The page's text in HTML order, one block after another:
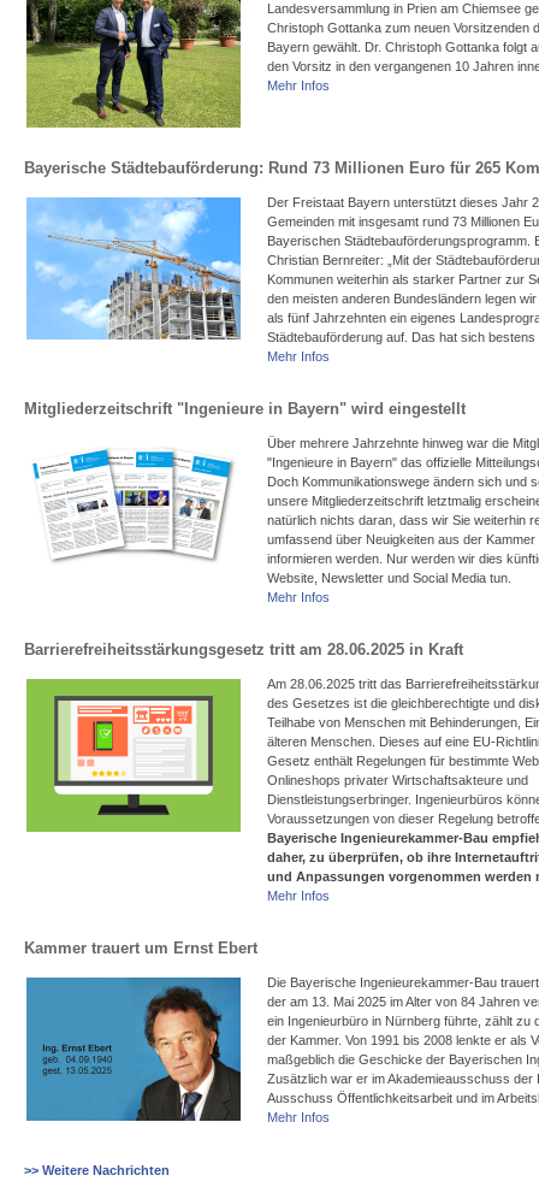
Landesversammlung in Prien am Chiemsee
Christoph Gottanka zum neuen Vorsitzenden
Bayern gewählt. Dr. Christoph Gottanka folgt
den Vorsitz in den vergangenen 10 Jahren
Mehr Infos
Bayerische Städtebauförderung: Rund 73 Millionen Euro für 265
Der Freistaat Bayern unterstützt dieses Jahr
Gemeinden mit insgesamt rund 73 Millionen
Bayerischen Städtebauförderungsprogramm.
Christian Bernreiter: „Mit der
Kommunen weiterhin als starker Partner zur
den meisten anderen Bundesländern legen
als fünf Jahrzehnten ein eigenes
Städtebauförderung auf. Das hat sich bestens
Mehr Infos
Mitgliederzeitschrift "Ingenieure in Bayern" wird eingestellt
Über mehrere Jahrzehnte hinweg war die
"Ingenieure in Bayern" das offizielle
Doch Kommunikationswege ändern sich und
unsere Mitgliederzeitschrift letztmalig
natürlich nichts daran, dass wir Sie weiterhin
umfassend über Neuigkeiten aus der
informieren werden. Nur werden wir dies
Website, Newsletter und Social Media tun.
Mehr Infos
Barrierefreiheitsstärkungsgesetz tritt am 28.06.2025 in Kraft
Am 28.06.2025 tritt das
des Gesetzes ist die gleichberechtigte und
Teilhabe von Menschen mit Behinderungen,
älteren Menschen. Dieses auf eine EU-
Gesetz enthält Regelungen für bestimmte
Onlineshops privater Wirtschaftsakteure und
Dienstleistungserbringer. Ingenieurbüros
Voraussetzungen von dieser Regelung
Bayerische Ingenieurekammer-Bau
daher, zu überprüfen, ob ihre
und Anpassungen vorgenommen werden
Mehr Infos
Kammer trauert um Ernst Ebert
Die Bayerische Ingenieurekammer-Bau
der am 13. Mai 2025 im Alter von 84 Jahren
ein Ingenieurbüro in Nürnberg führte, zählt zu
der Kammer. Von 1991 bis 2008 lenkte er als
maßgeblich die Geschicke der Bayerischen
Zusätzlich war er im Akademieausschuss der
Ausschuss Öffentlichkeitsarbeit und im
Mehr Infos
>> Weitere Nachrichten